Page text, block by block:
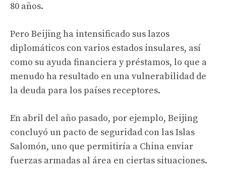
80 años.
Pero Beijing ha intensificado sus lazos
diplomáticos con varios estados insulares, así
como su ayuda financiera y préstamos, lo que a
menudo ha resultado en una vulnerabilidad de
la deuda para los países receptores.
En abril del año pasado, por ejemplo, Beijing
concluyó un pacto de seguridad con las Islas
Salomón, uno que permitiría a China enviar
fuerzas armadas al área en ciertas situaciones.